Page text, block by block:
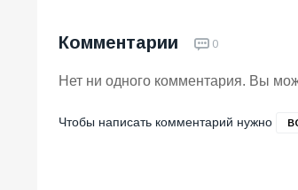
Комментарии 0
Нет ни одного комментария. Вы
Чтобы написать комментарий нужно